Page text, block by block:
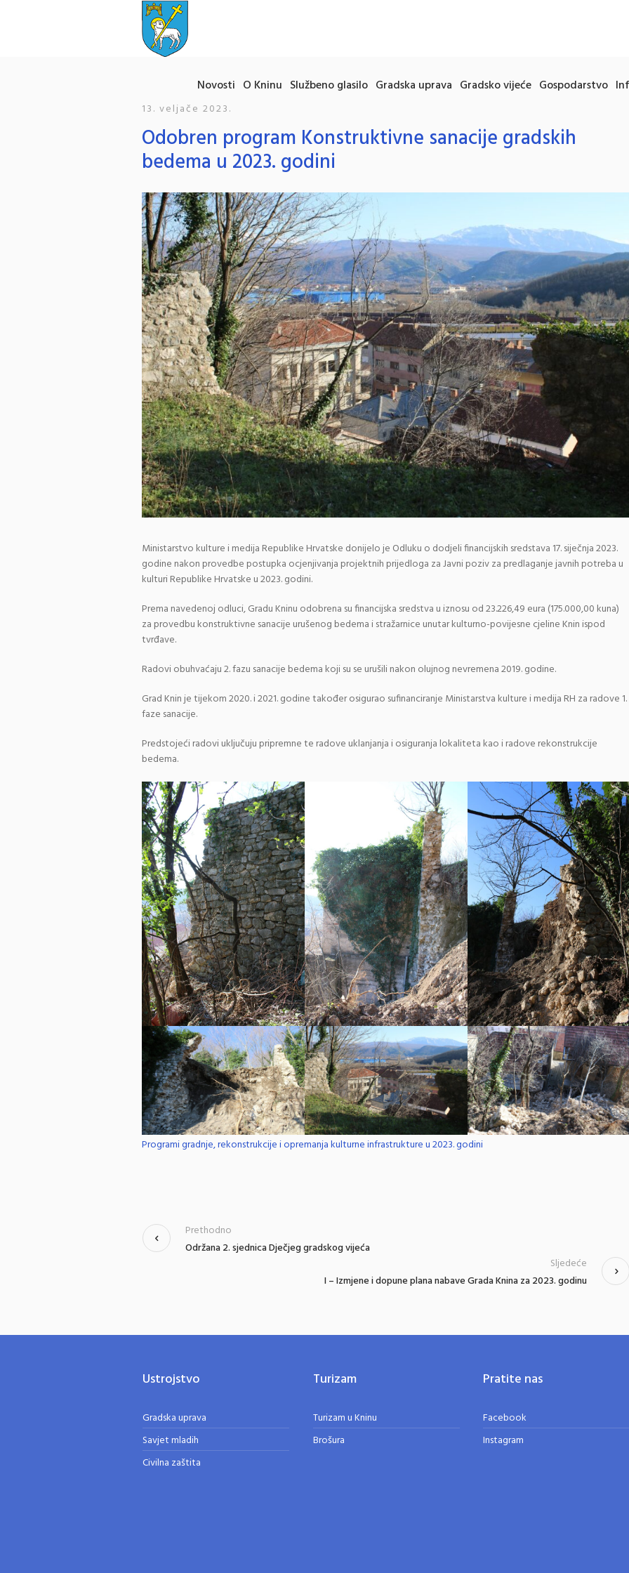
Novosti O Kninu Službeno glasilo Gradska uprava Gradsko vijeće Gospodarstvo
13. veljače 2023.
Odobren program Konstruktivne sanacije gradskih
bedema u 2023. godini
Ministarstvo kulture i medija Republike Hrvatske donijelo je Odluku o dodjeli financijskih sredstava 17. siječnja 2023.
godine nakon provedbe postupka ocjenjivanja projektnih prijedloga za Javni poziv za predlaganje javnih potreba u
kulturi Republike Hrvatske u 2023. godini.
Prema navedenoj odluci, Gradu Kninu odobrena su financijska sredstva u iznosu od 23.226,49 eura (175.000,00 kuna)
za provedbu konstruktivne sanacije urušenog bedema i stražarnice unutar kulturno-povijesne cjeline Knin ispod
tvrđave.
Radovi obuhvaćaju 2. fazu sanacije bedema koji su se urušili nakon olujnog nevremena 2019. godine.
Grad Knin je tijekom 2020. i 2021. godine također osigurao sufinanciranje Ministarstva kulture i medija RH za radove 1.
faze sanacije.
Predstojeći radovi uključuju pripremne te radove uklanjanja i osiguranja lokaliteta kao i radove rekonstrukcije
bedema.
Programi gradnje, rekonstrukcije i opremanja kulturne infrastrukture u 2023. godini
Održana 2. sjednica Dječjeg gradskog vijeća
Prethodno
I – Izmjene i dopune plana nabave Grada Knina za 2023. godinu
Sljedeće
Ustrojstvo
Gradska uprava
Savjet mladih
Civilna zaštita
Turizam
Turizam u Kninu
Brošura
Pratite nas
Facebook
Instagram